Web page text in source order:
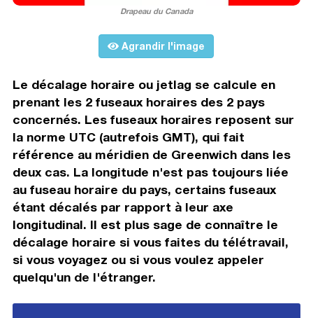
Drapeau du Canada
Agrandir l'image
Le décalage horaire ou jetlag se calcule en
prenant les 2 fuseaux horaires des 2 pays
concernés. Les fuseaux horaires reposent sur
la norme UTC (autrefois GMT), qui fait
référence au méridien de Greenwich dans les
deux cas. La longitude n'est pas toujours liée
au fuseau horaire du pays, certains fuseaux
étant décalés par rapport à leur axe
longitudinal. Il est plus sage de connaître le
décalage horaire si vous faites du télétravail,
si vous voyagez ou si vous voulez appeler
quelqu'un de l'étranger.